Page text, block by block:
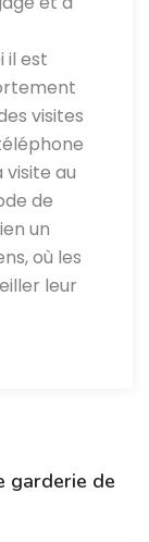
il est
visites
au
de
un
où les
leur
garderie de